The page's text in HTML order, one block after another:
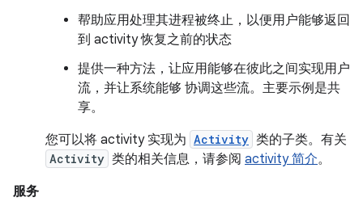
帮助应用处理其进程被终止，以便用户能够返回
到 activity 恢复之前的状态
提供一种方法，让应用能够在彼此之间实现用户
流，并让系统能够 协调这些流。主要示例是共
享。
您可以将 activity 实现为 Activity 类的子类。有关
Activity 类的相关信息，请参阅 activity 简介。
服务